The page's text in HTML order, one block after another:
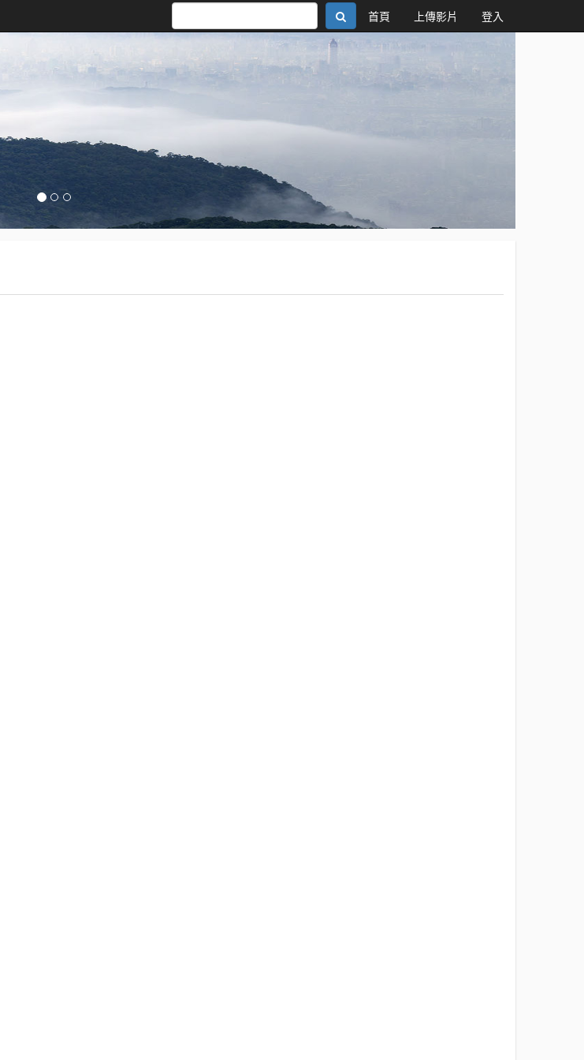
首頁 上傳影片 登入